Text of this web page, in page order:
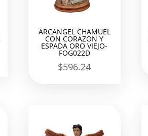
ARCANGEL CHAMUEL
CON CORAZON Y
ESPADA ORO VIEJO-
FOG022D
$596.24